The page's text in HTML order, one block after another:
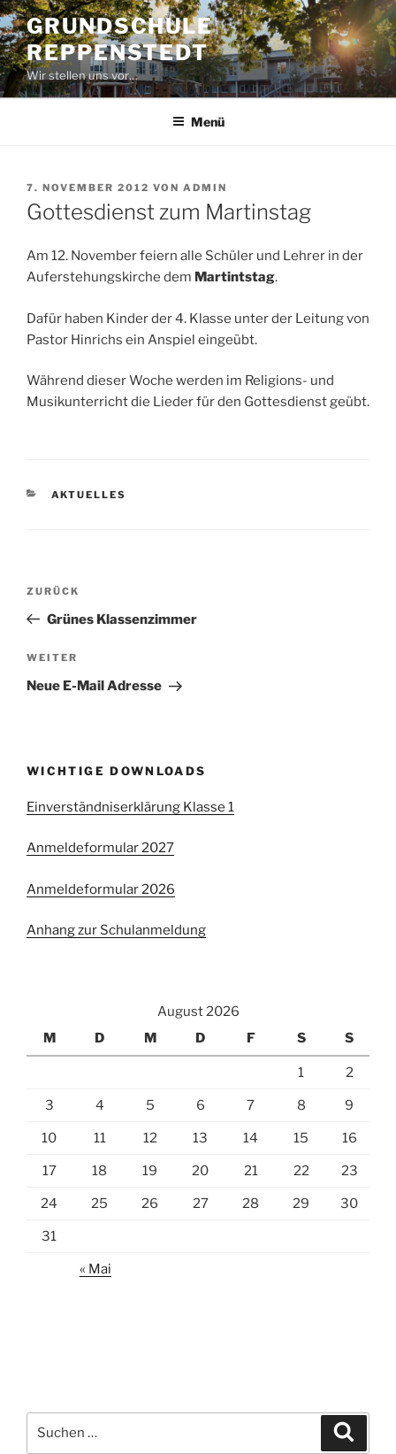
Zum
Inhalt
springen
GRUNDSCHULE
REPPENSTEDT
Wir stellen uns vor…
Menü
VERÖFFENTLICHT
AM
7. NOVEMBER 2012 VON ADMIN
Gottesdienst zum Martinstag
Am 12. November feiern alle Schüler und Lehrer in der
Auferstehungskirche dem Martintstag.
Dafür haben Kinder der 4. Klasse unter der Leitung von
Pastor Hinrichs ein Anspiel eingeübt.
Während dieser Woche werden im Religions- und
Musikunterricht die Lieder für den Gottesdienst geübt.
KATEGORIEN
AKTUELLES
Beitragsnavigation
Vorheriger
Beitrag
ZURÜCK
Grünes Klassenzimmer
Nächster
Beitrag
WEITER
Neue E-Mail Adresse
WICHTIGE DOWNLOADS
Einverständniserklärung Klasse 1
Anmeldeformular 2027
Anmeldeformular 2026
Anhang zur Schulanmeldung
August 2026
M
D M D F S S
1 2
3 4 5 6 7 8 9
10 11 12 13 14 15 16
17 18 19 20 21 22 23
24 25 26 27 28 29 30
31
« Mai
nach: